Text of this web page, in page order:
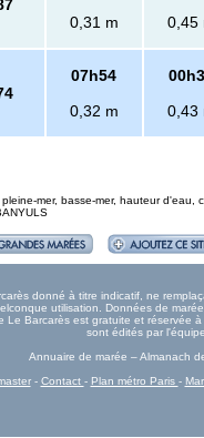
0,31 m
0,45
07h54
0,32 m
0,43
mer, basse-mer, hauteur d'eau,
donné à titre indicatif, ne
utilisation. Données de
Le Barcarès est gratuite et
sont édités par
Annuaire de marée – Almanach
- Contact - Plan métro Paris -